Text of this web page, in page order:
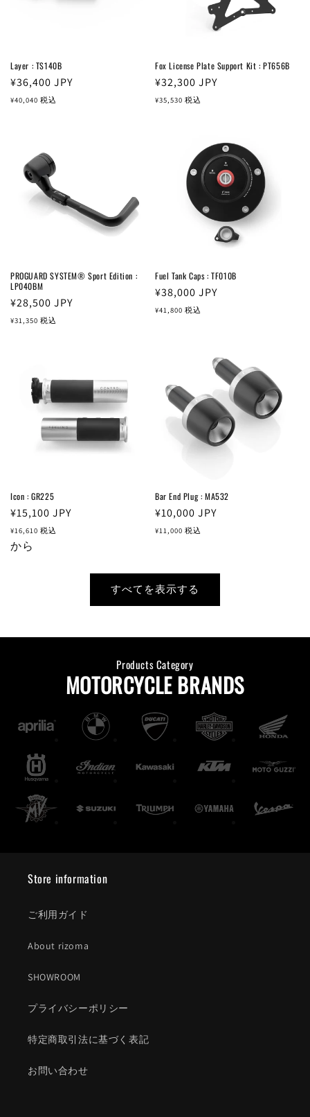
Layer : TS140B
通
常
¥36,400 JPY
¥40,040 税込
Fox License Plate Support Kit : PT656B
通
常
¥32,300 JPY
¥35,530 税込
PROGUARD SYSTEM® Sport Edition :
LP040BM
通
常
¥28,500 JPY
¥31,350 税込
Fuel Tank Caps : TF010B
通
常
¥38,000 JPY
¥41,800 税込
Icon : GR225
通
常
価
¥15,100 JPY
¥16,610 税込
から
Bar End Plug : MA532
通
常
¥10,000 JPY
¥11,000 税込
すべてを表示する
Products Category
MOTORCYCLE BRANDS
Store information
ご利用ガイド
About rizoma
SHOWROOM
プライバシーポリシー
特定商取引法に基づく表記
お問い合わせ